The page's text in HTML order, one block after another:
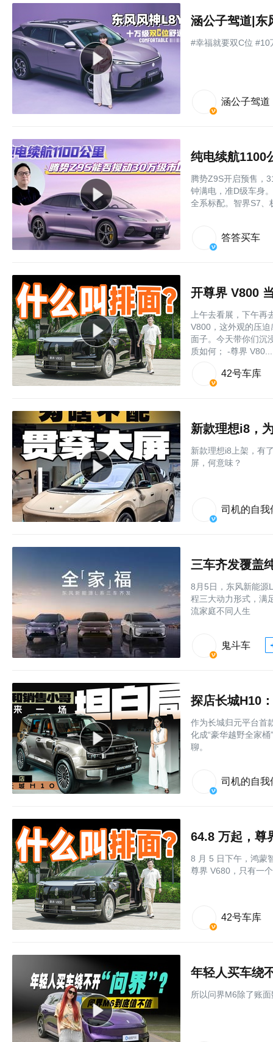
涵公子驾道|东
#幸福就要双C位 #10
涵公子驾道
纯电续航1100
腾势Z9S开启预售，
钟满电，准D级车身
全系标配。智界S7、
答答买车
开尊界 V800
上午去看展，下午
V800，这外观的压
面子。今天带你们沉
质如何； -尊界
42号车库
新款理想i8，
新款理想i8上架，有
屏，何意味？
司机的自我
三车齐发覆盖
8月5日，东风新能
程三大动力形式，满
流家庭不同人生
鬼斗车
探店长城H10
作为长城归元平台首
化成“豪华越野全家
聊。
司机的自我
64.8 万起，尊
8 月 5 日下午，鸿蒙
尊界 V680，只有一
42号车库
年轻人买车绕
所以问界M6除了账